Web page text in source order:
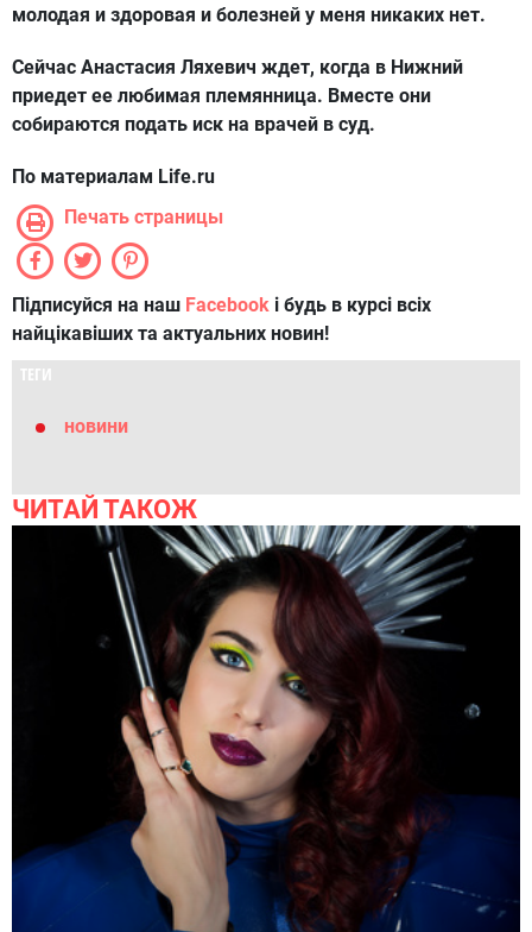
молодая и здоровая и болезней у меня никаких нет.
Сейчас Анастасия Ляхевич ждет, когда в Нижний
приедет ее любимая племянница. Вместе они
собираются подать иск на врачей в суд.
По материалам Life.ru
Печать страницы
Підписуйся на наш Facebook і будь в курсі всіх
найцікавіших та актуальних новин!
ТЕГИ
новини
ЧИТАЙ ТАКОЖ